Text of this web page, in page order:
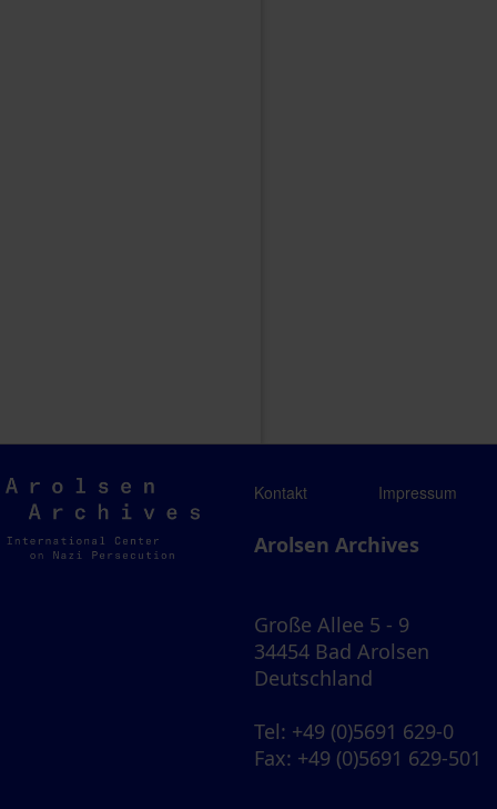
Arolsen
Archives
Kontakt Impressum
Arolsen Archives
Große Allee 5 - 9
34454 Bad Arolsen
Deutschland
Tel: +49 (0)5691 629-0
Fax: +49 (0)5691 629-501